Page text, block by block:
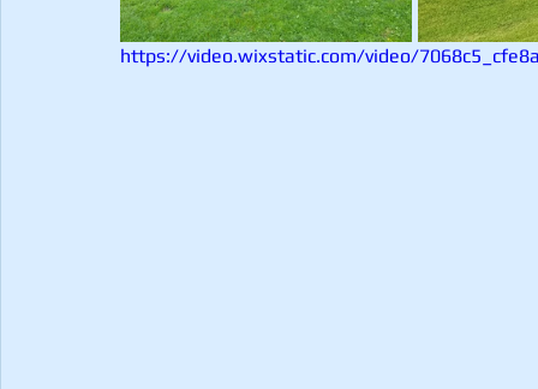
https://video.wixstatic.com/video/